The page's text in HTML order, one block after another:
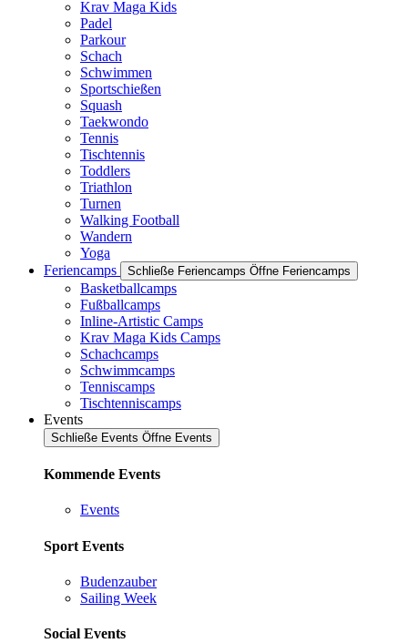
Krav Maga Kids
Padel
Parkour
Schach
Schwimmen
Sportschießen
Squash
Taekwondo
Tennis
Tischtennis
Toddlers
Triathlon
Turnen
Walking Football
Wandern
Yoga
Feriencamps
Schließe Feriencamps Öffne Feriencamps
Basketballcamps
Fußballcamps
Inline-Artistic Camps
Krav Maga Kids Camps
Schachcamps
Schwimmcamps
Tenniscamps
Tischtenniscamps
Events
Schließe Events Öffne Events
Kommende Events
Events
Sport Events
Budenzauber
Sailing Week
Social Events